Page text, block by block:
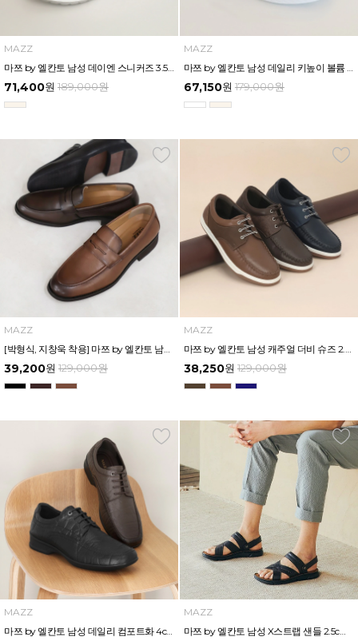
MAZZ
마쯔 by 엘칸토 남성 데이엔 스니커즈 3.5cm LCMS20M413
71,400원 189,000원
MAZZ
마쯔 by 엘칸토 남성 데일리 키높이 볼륨 컵솔 스니커즈 3.5cm LCMS60M613
67,150원 179,000원
MAZZ
[박형식, 지창욱 착용] 마쯔 by 엘칸토 남성 페니 로퍼 3.5cm LCMD82I111
39,200원 129,000원
MAZZ
마쯔 by 엘칸토 남성 캐주얼 더비 슈즈 2.4cm LCMC21M326
38,250원 129,000원
MAZZ
마쯔 by 엘칸토 남성 데일리 컴포트화 4cm LCMF95M111
MAZZ
마쯔 by 엘칸토 남성 X스트랩 샌들 2.5cm LCMW82M326